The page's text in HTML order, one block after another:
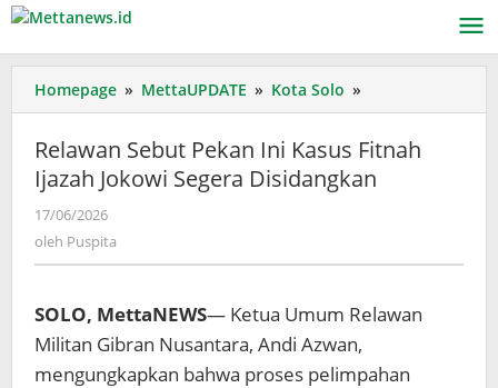
Lewati
konten
Homepage » MettaUPDATE » Kota Solo »
Sebut
Ini
Kasus
Relawan Sebut Pekan Ini Kasus Fitnah
Ijazah Jokowi Segera Disidangkan
17/06/2026
oleh Puspita
SOLO, MettaNEWS— Ketua Umum Relawan
Militan Gibran Nusantara, Andi Azwan,
mengungkapkan bahwa proses pelimpahan